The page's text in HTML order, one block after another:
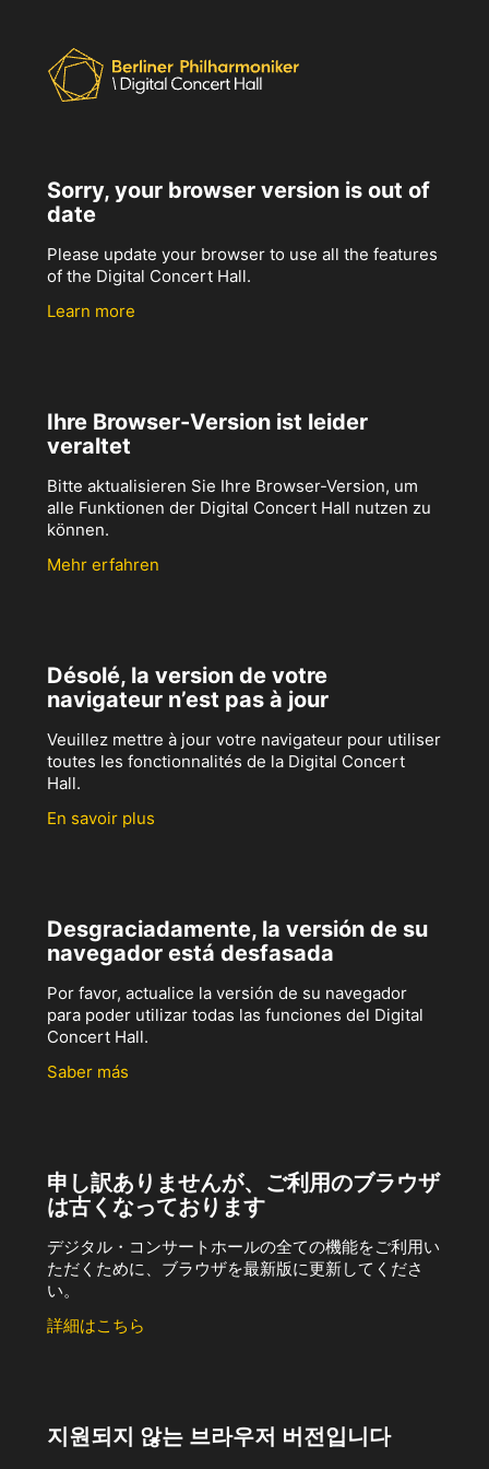
Sorry, your browser version is out of
date
Please update your browser to use all the features
of the Digital Concert Hall.
Learn more
Ihre Browser-Version ist leider
veraltet
Bitte aktualisieren Sie Ihre Browser-Version, um
alle Funktionen der Digital Concert Hall nutzen zu
können.
Mehr erfahren
Désolé, la version de votre
navigateur n’est pas à jour
Veuillez mettre à jour votre navigateur pour utiliser
toutes les fonctionnalités de la Digital Concert
Hall.
En savoir plus
Desgraciadamente, la versión de su
navegador está desfasada
Por favor, actualice la versión de su navegador
para poder utilizar todas las funciones del Digital
Concert Hall.
Saber más
申し訳ありませんが、ご利用のブラウザ
は古くなっております
デジタル・コンサートホールの全ての機能をご利用い
ただくために、ブラウザを最新版に更新してくださ
い。
詳細はこちら
지원되지 않는 브라우저 버전입니다